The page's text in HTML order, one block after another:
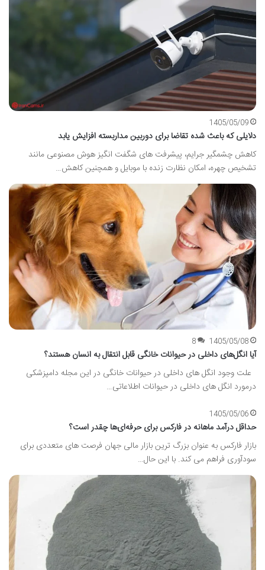
1405/05/09
دلایلی که باعث شده تقاضا برای دوربین مداربسته افزایش یابد
کاهش چشمگیر جرایم، پیشرفت های شگفت انگیز هوش مصنوعی مانند
تشخیص چهره، امکان نظارت زنده با موبایل و همچنین کاهش…
1405/05/08
8
آیا انگل‌های داخلی در حیوانات خانگی قابل انتقال به انسان هستند؟
علت وجود انگل های داخلی در حیوانات خانگی در این مجله دامپزشکی
درمورد انگل های داخلی در حیوانات اطلاعاتی…
1405/05/06
حداقل درآمد ماهانه در فارکس برای حرفه‌ای‌ها چقدر است؟
بازار فارکس به عنوان بزرگ ترین بازار مالی جهان فرصت های متعددی برای
سودآوری فراهم می کند. با این حال…